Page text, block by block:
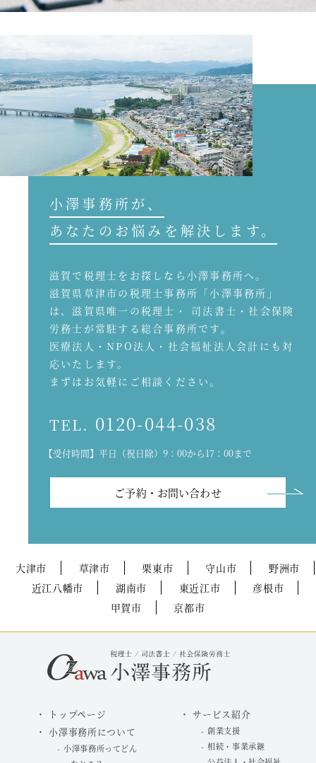
小澤事務所が、
あなたのお悩みを解決します。
滋賀で税理士をお探しなら小澤事務所へ。
滋賀県草津市の税理士事務所「小澤事務所」
は、滋賀県唯一の税理士・ 司法書士・社会保険
労務士が常駐する総合事務所です。
医療法人・NPO法人・社会福祉法人会計にも対
応いたします。
まずはお気軽にご相談ください。
TEL. 0120-044-038
【受付時間】平日（祝日除）9：00から17：00まで
ご予約・お問い合わせ
大津市 草津市 栗東市 守山市
野洲市
近江八幡市
湖南市 東近江市
彦根市
甲賀市
京都市
トップページ
小澤事務所について
小澤事務所ってどん
サービス紹介
創業支援
相続・事業承継